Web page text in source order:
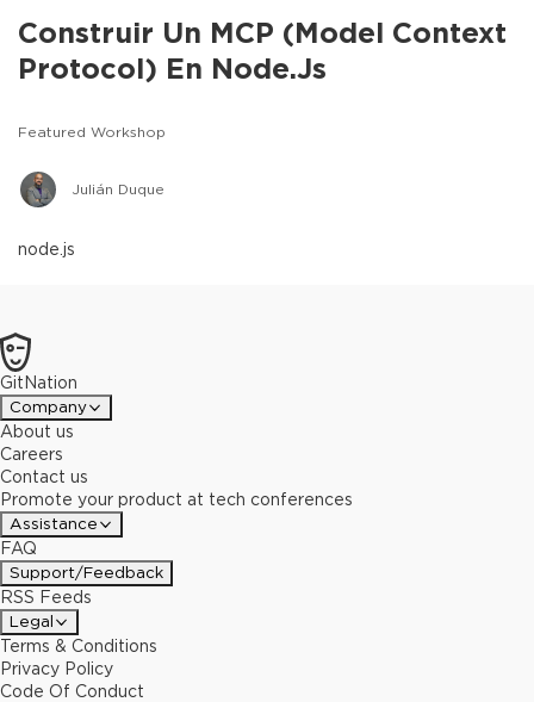
Construir Un MCP (Model Context
Protocol) En Node.js
Featured Workshop
Julián Duque
node.js
GitNation
Company
About us
Careers
Contact us
Promote your product at tech conferences
Assistance
FAQ
Support/Feedback
RSS Feeds
Legal
Terms & Conditions
Privacy Policy
Code Of Conduct